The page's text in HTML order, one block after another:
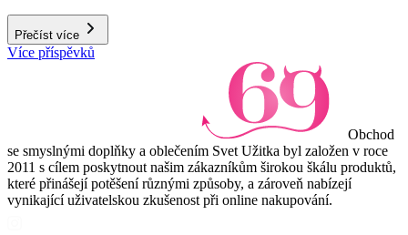
Přečíst více
Více příspěvků
Obchod
se smyslnými doplňky a oblečením Svet Užitka byl založen v roce
2011 s cílem poskytnout našim zákazníkům širokou škálu produktů,
které přinášejí potěšení různými způsoby, a zároveň nabízejí
vynikající uživatelskou zkušenost při online nakupování.